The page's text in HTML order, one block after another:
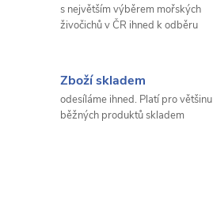
s největším výběrem mořských
živočichů v ČR ihned k odběru
Zboží skladem
odesíláme ihned. Platí pro většinu
běžných produktů skladem